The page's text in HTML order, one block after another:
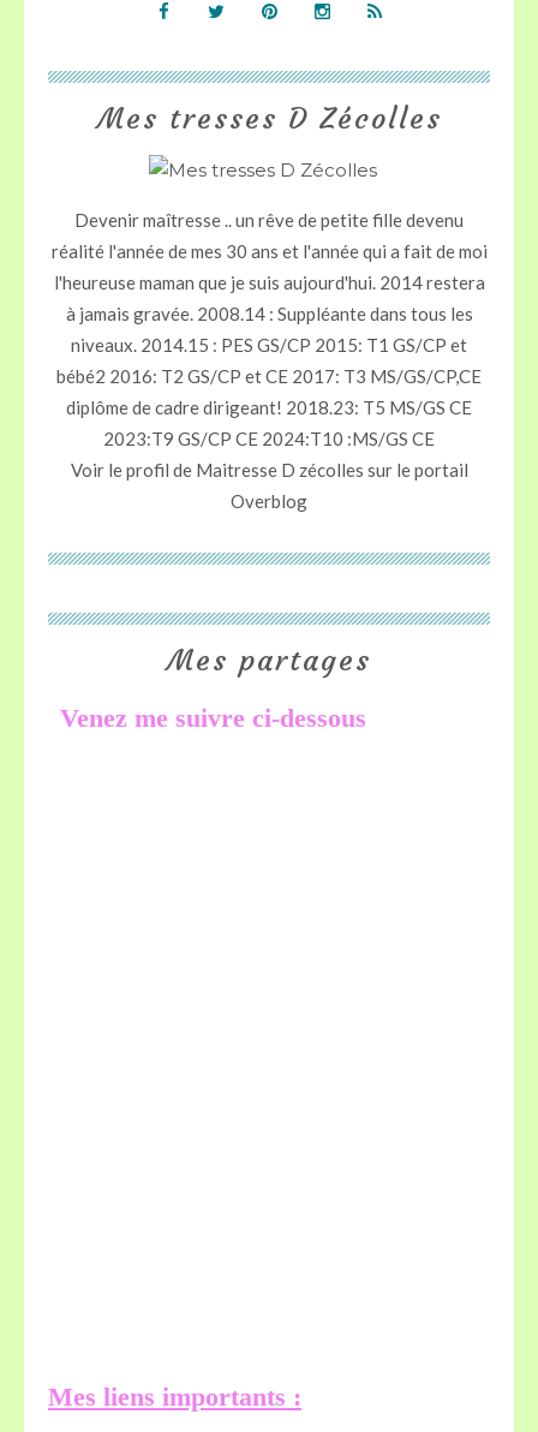
Mes tresses D Zécolles
Devenir maîtresse .. un rêve de petite fille devenu
réalité l'année de mes 30 ans et l'année qui a fait de moi
l'heureuse maman que je suis aujourd'hui. 2014 restera
à jamais gravée. 2008.14 : Suppléante dans tous les
niveaux. 2014.15 : PES GS/CP 2015: T1 GS/CP et
bébé2 2016: T2 GS/CP et CE 2017: T3 MS/GS/CP,CE
diplôme de cadre dirigeant! 2018.23: T5 MS/GS CE
2023:T9 GS/CP CE 2024:T10 :MS/GS CE
Voir le profil de Maitresse D zécolles sur le portail
Overblog
Mes partages
Venez me suivre ci-dessous
Mes liens importants :